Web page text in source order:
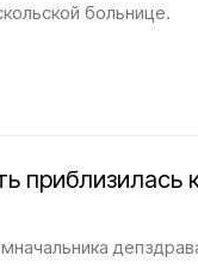
больнице.
приблизилась